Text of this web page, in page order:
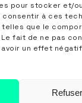
pour stocker et/
à ces
que le
fait de ne pas
un effet
Refuser